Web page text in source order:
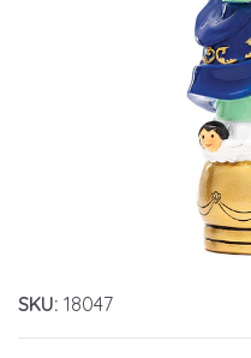
SKU: 18047